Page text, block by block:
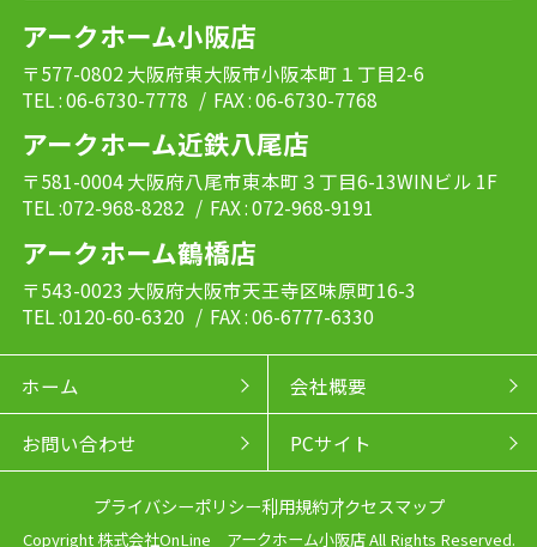
アークホーム小阪店
〒577-0802 大阪府東大阪市小阪本町１丁目2-6
TEL : 06-6730-7778 / FAX : 06-6730-7768
アークホーム近鉄八尾店
〒581-0004 大阪府八尾市東本町３丁目6-13WINビル 1F
TEL :072-968-8282 / FAX : 072-968-9191
アークホーム鶴橋店
〒543-0023 大阪府大阪市天王寺区味原町16-3
TEL :0120-60-6320 / FAX : 06-6777-6330
ホーム 会社概要
お問い合わせ PCサイト
プライバシーポリシー利用規約アクセスマップ
Copyright 株式会社OnLine アークホーム小阪店 All Rights Reserved.